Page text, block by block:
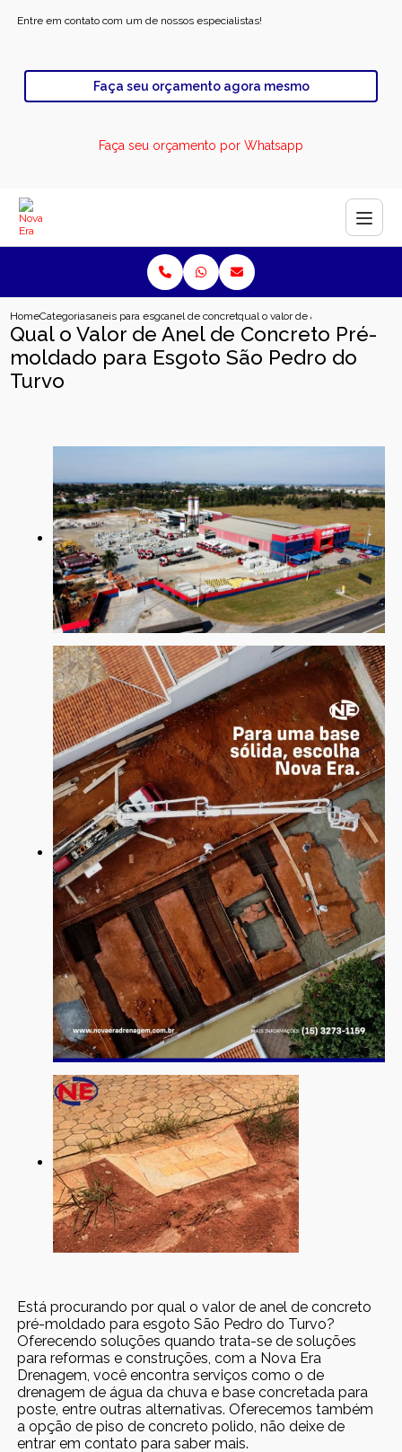
Entre em contato com um de nossos especialistas!
Faça seu orçamento agora mesmo
Faça seu orçamento por Whatsapp
HomeCategoriasaneis para esgotoanel de concreto para esgotoqual o valor de anel de concreto
Qual o Valor de Anel de Concreto Pré-
moldado para Esgoto São Pedro do
Turvo
Está procurando por qual o valor de anel de concreto
pré-moldado para esgoto São Pedro do Turvo?
Oferecendo soluções quando trata-se de soluções
para reformas e construções, com a Nova Era
Drenagem, você encontra serviços como o de
drenagem de água da chuva e base concretada para
poste, entre outras alternativas. Oferecemos também
a opção de piso de concreto polido, não deixe de
entrar em contato para saber mais.